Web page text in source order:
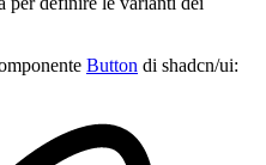
Button di shadcn/ui: